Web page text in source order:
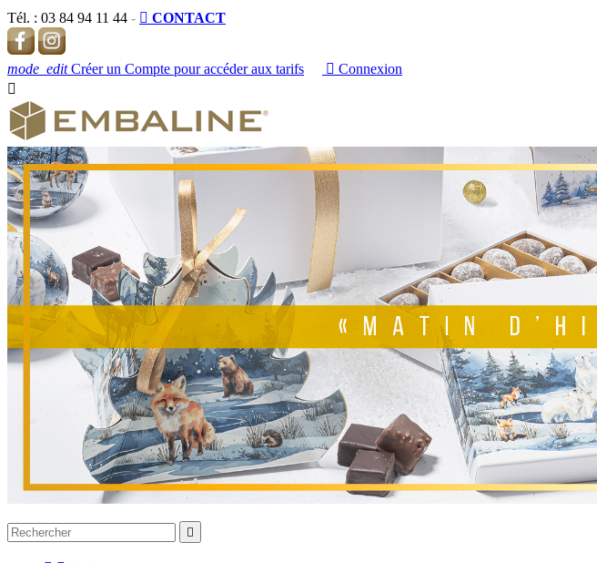
Tél. : 03 84 94 11 44 -  CONTACT
mode_edit Créer un Compte pour accéder aux tarifs  Connexion

